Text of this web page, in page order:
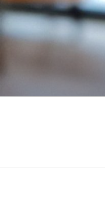
Zum
Inhalt
springen